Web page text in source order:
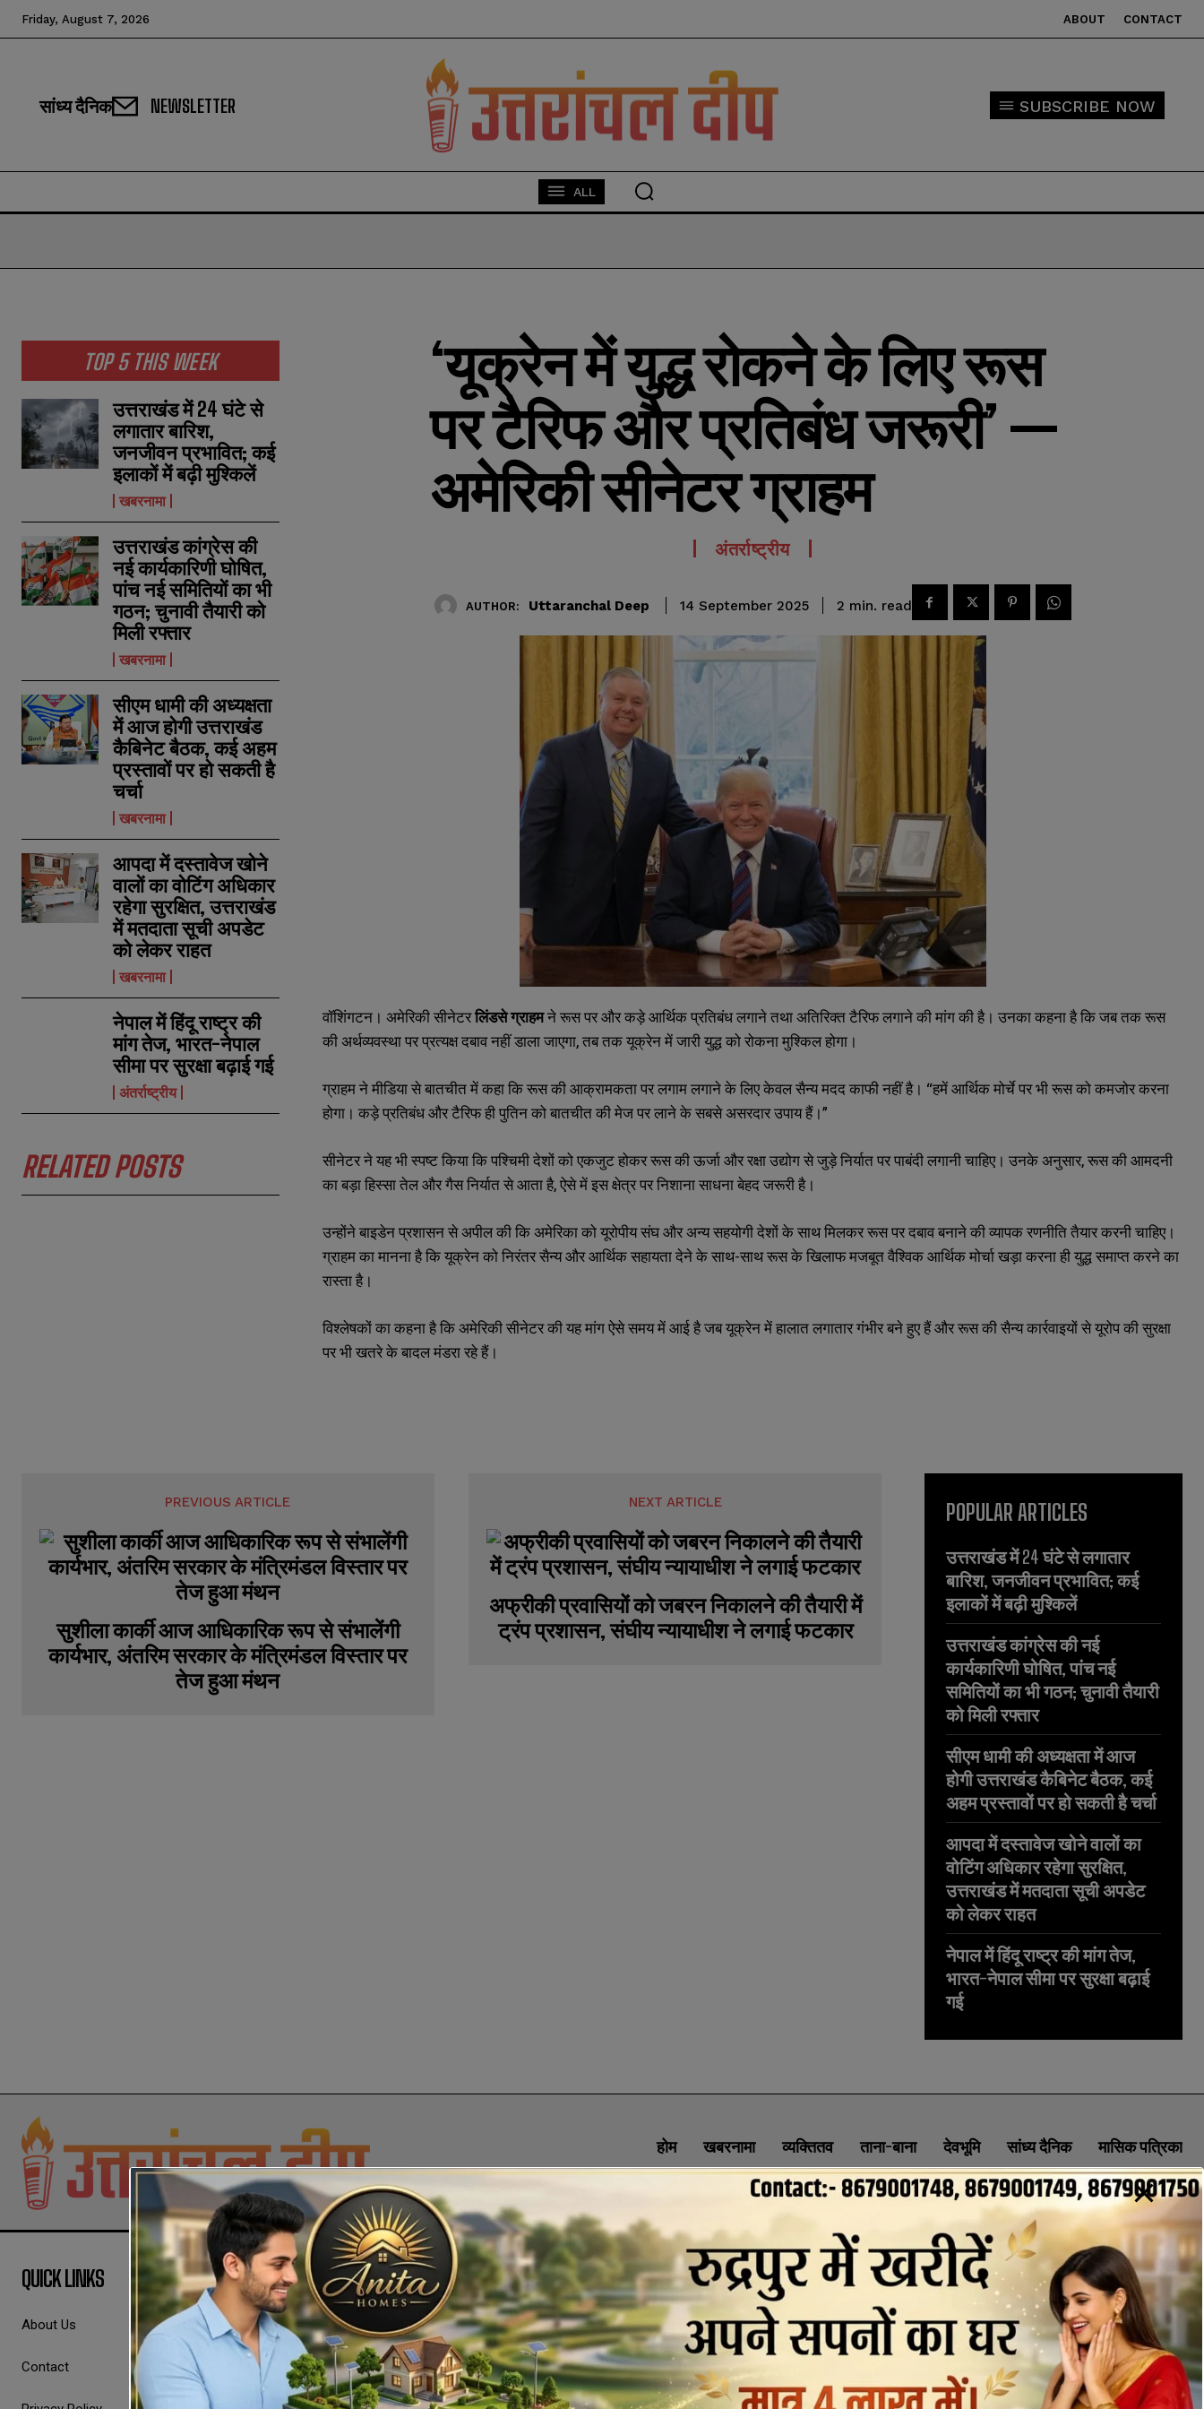
N
a
*
m
a
l
N
u
b
r
SUBMIT
N
a
*
m
a
l
N
u
b
r
SUBMIT
Friday, August 7, 2026 ABOUT CONTACT
सांध्य दैनिक NEWSLETTER SUBSCRIBE NOW
ALL
TOP 5 THIS WEEK
उत्तराखंड में 24 घंटे से
लगातार बारिश,
जनजीवन प्रभावित; कई
इलाकों में बढ़ी मुश्किलें
खबरनामा
उत्तराखंड कांग्रेस की
नई कार्यकारिणी घोषित,
पांच नई समितियों का भी
गठन; चुनावी तैयारी को
मिली रफ्तार
खबरनामा
सीएम धामी की अध्यक्षता
में आज होगी उत्तराखंड
कैबिनेट बैठक, कई अहम
प्रस्तावों पर हो सकती है
चर्चा
खबरनामा
आपदा में दस्तावेज खोने
वालों का वोटिंग अधिकार
रहेगा सुरक्षित, उत्तराखंड
में मतदाता सूची अपडेट
को लेकर राहत
खबरनामा
नेपाल में हिंदू राष्ट्र की
मांग तेज, भारत-नेपाल
सीमा पर सुरक्षा बढ़ाई गई
अंतर्राष्ट्रीय
RELATED POSTS
‘यूक्रेन में युद्ध रोकने के लिए रूस
पर टैरिफ और प्रतिबंध जरूरी’ —
अमेरिकी सीनेटर ग्राहम
अंतर्राष्ट्रीय
AUTHOR: Uttaranchal Deep 14 September 2025 2 min. read
वॉशिंगटन। अमेरिकी सीनेटरलिंडसे ग्राहमने रूस पर और कड़े आर्थिक प्रतिबंध लगाने तथा अतिरिक्त टैरिफ लगाने की मांग की है। उनका कहना है कि जब तक रूस
की अर्थव्यवस्था पर प्रत्यक्ष दबाव नहीं डाला जाएगा, तब तक यूक्रेन में जारी युद्ध को रोकना मुश्किल होगा।
ग्राहम ने मीडिया से बातचीत में कहा कि रूस की आक्रामकता पर लगाम लगाने के लिए केवल सैन्य मदद काफी नहीं है। “हमें आर्थिक मोर्चे पर भी रूस को कमजोर करना
होगा। कड़े प्रतिबंध और टैरिफ ही पुतिन को बातचीत की मेज पर लाने के सबसे असरदार उपाय हैं।”
सीनेटर ने यह भी स्पष्ट किया कि पश्चिमी देशों को एकजुट होकर रूस की ऊर्जा और रक्षा उद्योग से जुड़े निर्यात पर पाबंदी लगानी चाहिए। उनके अनुसार, रूस की आमदनी
का बड़ा हिस्सा तेल और गैस निर्यात से आता है, ऐसे में इस क्षेत्र पर निशाना साधना बेहद जरूरी है।
उन्होंने बाइडेन प्रशासन से अपील की कि अमेरिका को यूरोपीय संघ और अन्य सहयोगी देशों के साथ मिलकर रूस पर दबाव बनाने की व्यापक रणनीति तैयार करनी चाहिए।
ग्राहम का मानना है कि यूक्रेन को निरंतर सैन्य और आर्थिक सहायता देने के साथ-साथ रूस के खिलाफ मजबूत वैश्विक आर्थिक मोर्चा खड़ा करना ही युद्ध समाप्त करने का
रास्ता है।
विश्लेषकों का कहना है कि अमेरिकी सीनेटर की यह मांग ऐसे समय में आई है जब यूक्रेन में हालात लगातार गंभीर बने हुए हैं और रूस की सैन्य कार्रवाइयों से यूरोप की सुरक्षा
पर भी खतरे के बादल मंडरा रहे हैं।
PREVIOUS ARTICLE
सुशीला कार्की आज आधिकारिक रूप से संभालेंगी
कार्यभार, अंतरिम सरकार के मंत्रिमंडल विस्तार पर
तेज हुआ मंथन
NEXT ARTICLE
अफ्रीकी प्रवासियों को जबरन निकालने की तैयारी में
ट्रंप प्रशासन, संघीय न्यायाधीश ने लगाई फटकार
POPULAR ARTICLES
उत्तराखंड में 24 घंटे से लगातार
बारिश, जनजीवन प्रभावित; कई
इलाकों में बढ़ी मुश्किलें
उत्तराखंड कांग्रेस की नई
कार्यकारिणी घोषित, पांच नई
समितियों का भी गठन; चुनावी तैयारी
को मिली रफ्तार
सीएम धामी की अध्यक्षता में आज
होगी उत्तराखंड कैबिनेट बैठक, कई
अहम प्रस्तावों पर हो सकती है चर्चा
आपदा में दस्तावेज खोने वालों का
वोटिंग अधिकार रहेगा सुरक्षित,
उत्तराखंड में मतदाता सूची अपडेट
को लेकर राहत
नेपाल में हिंदू राष्ट्र की मांग तेज,
भारत-नेपाल सीमा पर सुरक्षा बढ़ाई
गई
होम खबरनामा व्यक्तितव ताना-बाना देवभूमि सांध्य दैनिक मासिक पत्रिका
ABOUT CONTACT PRIVACY POLICY NEWSLETTER
QUICK LINKS
About Us
Contact
SOCIAL MEDIA CONTACT INFORMATION
uttaranchaldeep.news@gmail.com